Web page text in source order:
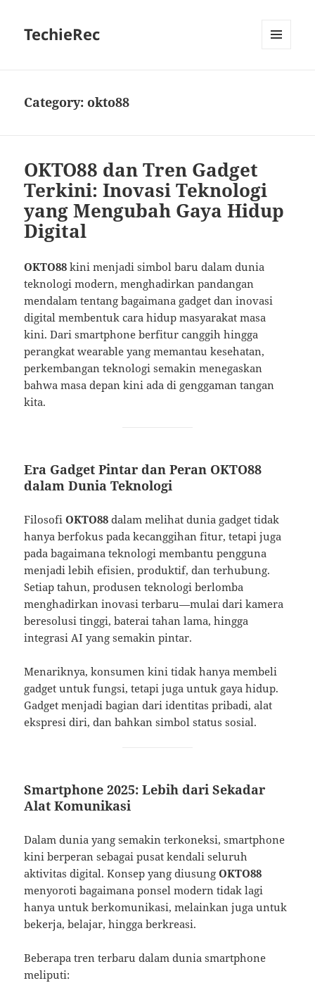
TechieRec
Category:okto88
OKTO88 dan Tren Gadget
Terkini: Inovasi Teknologi
yang Mengubah Gaya Hidup
Digital
OKTO88 kini menjadi simbol baru dalam dunia
teknologi modern, menghadirkan pandangan
mendalam tentang bagaimana gadget dan inovasi
digital membentuk cara hidup masyarakat masa
kini. Dari smartphone berfitur canggih hingga
perangkat wearable yang memantau kesehatan,
perkembangan teknologi semakin menegaskan
bahwa masa depan kini ada di genggaman tangan
kita.
Era Gadget Pintar dan Peran OKTO88
dalam Dunia Teknologi
FilosofiOKTO88 dalam melihat dunia gadget tidak
hanya berfokus pada kecanggihan fitur, tetapi juga
pada bagaimana teknologi membantu pengguna
menjadi lebih efisien, produktif, dan terhubung.
Setiap tahun, produsen teknologi berlomba
menghadirkan inovasi terbaru—mulai dari kamera
beresolusi tinggi, baterai tahan lama, hingga
integrasi AI yang semakin pintar.
Menariknya, konsumen kini tidak hanya membeli
gadget untuk fungsi, tetapi juga untuk gaya hidup.
Gadget menjadi bagian dari identitas pribadi, alat
ekspresi diri, dan bahkan simbol status sosial.
Smartphone 2025: Lebih dari Sekadar
Alat Komunikasi
Dalam dunia yang semakin terkoneksi, smartphone
kini berperan sebagai pusat kendali seluruh
aktivitas digital. Konsep yang diusungOKTO88
menyoroti bagaimana ponsel modern tidak lagi
hanya untuk berkomunikasi, melainkan juga untuk
bekerja, belajar, hingga berkreasi.
Beberapa tren terbaru dalam dunia smartphone
meliputi: